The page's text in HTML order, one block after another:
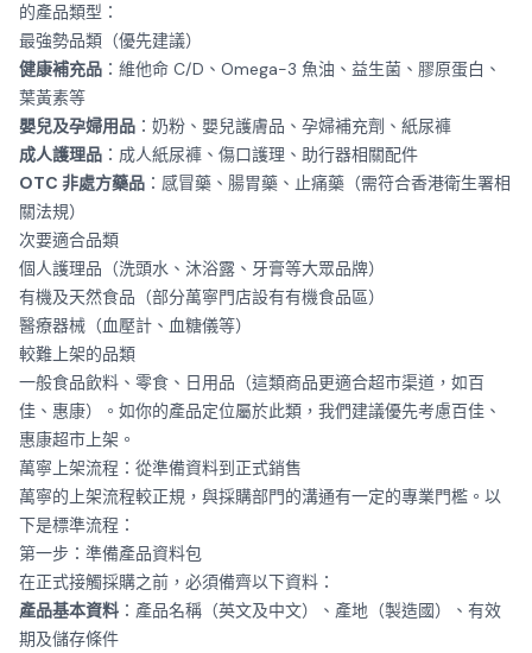
的產品類型：
最強勢品類（優先建議）
健康補充品 ：維他命 C/D、Omega-3 魚油、益生菌、膠原蛋白、
葉黃素等
嬰兒及孕婦用品 ：奶粉、嬰兒護膚品、孕婦補充劑、紙尿褲
成人護理品 ：成人紙尿褲、傷口護理、助行器相關配件
OTC 非處方藥品 ：感冒藥、腸胃藥、止痛藥（需符合香港衛生署相
關法規）
次要適合品類
個人護理品（洗頭水、沐浴露、牙膏等大眾品牌）
有機及天然食品（部分萬寧門店設有有機食品區）
醫療器械（血壓計、血糖儀等）
較難上架的品類
一般食品飲料、零食、日用品（這類商品更適合超市渠道，如百
佳、惠康）。如你的產品定位屬於此類，我們建議優先考慮百佳、
惠康超市上架 。
萬寧上架流程：從準備資料到正式銷售
萬寧的上架流程較正規，與採購部門的溝通有一定的專業門檻。以
下是標準流程：
第一步：準備產品資料包
在正式接觸採購之前，必須備齊以下資料：
產品基本資料 ：產品名稱（英文及中文）、產地（製造國）、有效
期及儲存條件